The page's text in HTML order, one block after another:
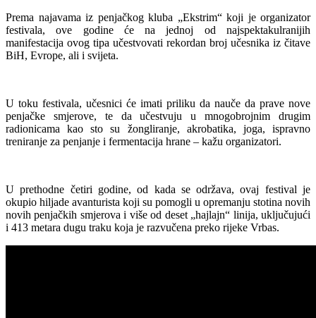
Prema najavama iz penjačkog kluba „Ekstrim“ koji je organizator
festivala, ove godine će na jednoj od najspektakulranijih
manifestacija ovog tipa učestvovati rekordan broj učesnika iz čitave
BiH, Evrope, ali i svijeta.
U toku festivala, učesnici će imati priliku da nauče da prave nove
penjačke smjerove, te da učestvuju u mnogobrojnim drugim
radionicama kao sto su žongliranje, akrobatika, joga, ispravno
treniranje za penjanje i fermentacija hrane – kažu organizatori.
U prethodne četiri godine, od kada se održava, ovaj festival je
okupio hiljade avanturista koji su pomogli u opremanju stotina novih
novih penjačkih smjerova i više od deset „hajlajn“ linija, uključujući
i 413 metara dugu traku koja je razvučena preko rijeke Vrbas.